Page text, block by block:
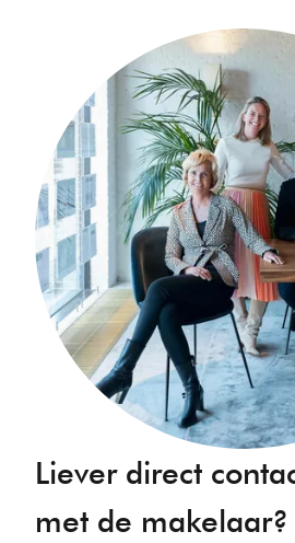
Liever direct
met de makelaar?